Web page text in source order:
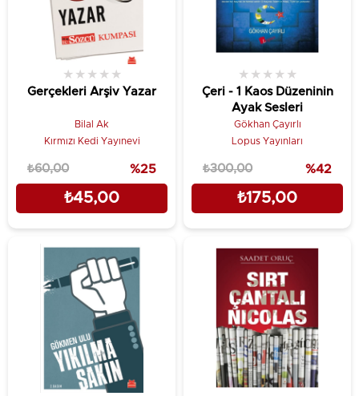
Gerçekleri Arşiv Yazar
★ ★ ★ ★ ★
Bilal Ak
Kırmızı Kedi Yayınevi
₺45,00
₺60,00 %25
Çeri - 1 Kaos Düzeninin
Ayak Sesleri
★ ★ ★ ★ ★
Gökhan Çayırlı
Lopus Yayınları
₺175,00
₺300,00 %42